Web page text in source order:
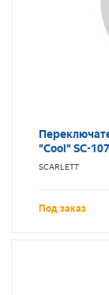
"Cool" SC-
SCARLETT
Под заказ